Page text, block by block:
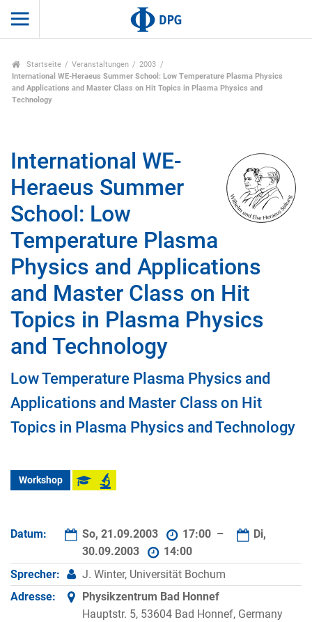
Startseite Veranstaltungen
2003
International WE-Heraeus Summer School: Low Temperature Plasma Physics
and Applications and Master Class on Hit Topics in Plasma Physics and
Technology
International WE-
Heraeus Summer
School: Low
Temperature Plasma
Physics and Applications
and Master Class on Hit
Topics in Plasma Physics
and Technology
Low Temperature Plasma Physics and
Applications and Master Class on Hit
Topics in Plasma Physics and Technology
Workshop
Datum: So, 21.09.2003 17:00 –
Di,
30.09.2003
14:00
Sprecher:
J. Winter, Universität Bochum
Adresse:
Physikzentrum Bad Honnef
Hauptstr. 5, 53604 Bad Honnef, Germany